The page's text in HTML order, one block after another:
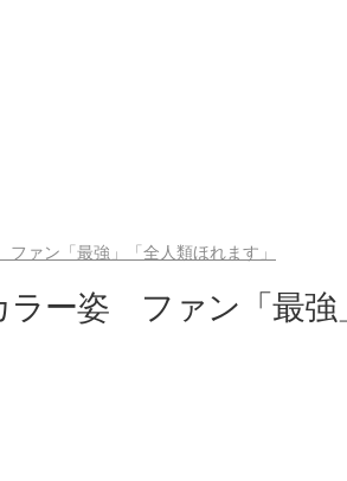
ァン「最強」「全人類ほれます」
ラー姿 ファン「最強